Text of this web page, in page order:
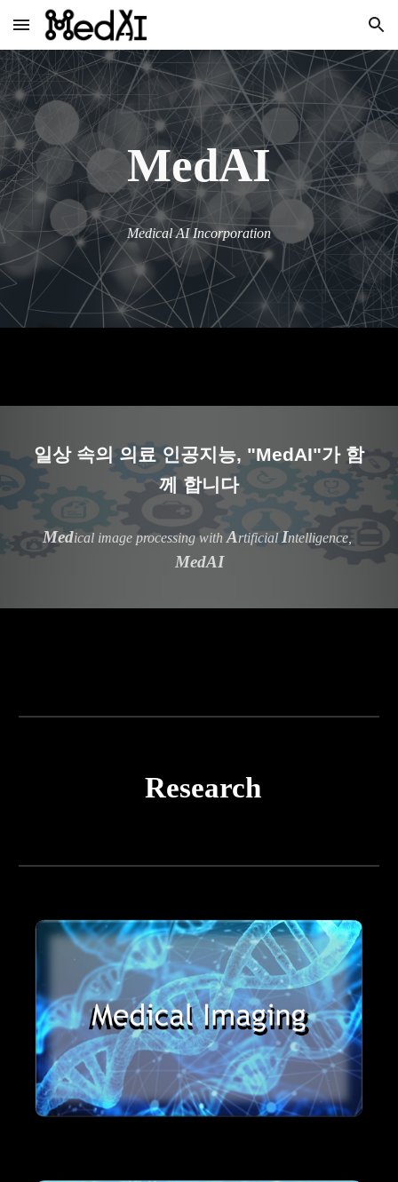
Skip to main content Skip to navigation
MedAI
Medical AI Incorporation
일상 속의 의료 인공지능, "MedAI"가 함
께 합니다
Medical image processing with Artificial I
MedAI
Research